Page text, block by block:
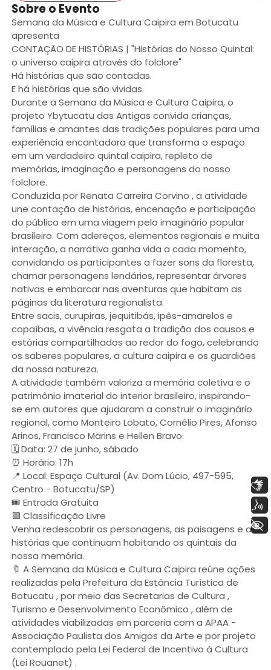
Sobre o Evento
Semana da Música e Cultura Caipira em Botucatu
apresenta
CONTAÇÃO DE HISTÓRIAS | "Histórias do Nosso Quintal:
o universo caipira através do folclore"
Há histórias que são contadas.
E há histórias que são vividas.
Durante a Semana da Música e Cultura Caipira, o
projeto Ybytucatu das Antigas convida crianças,
famílias e amantes das tradições populares para uma
experiência encantadora que transforma o espaço
em um verdadeiro quintal caipira, repleto de
memórias, imaginação e personagens do nosso
folclore.
Conduzida por Renata Carreira Corvino , a atividade
une contação de histórias, encenação e participação
do público em uma viagem pelo imaginário popular
brasileiro. Com adereços, elementos regionais e muita
interação, a narrativa ganha vida a cada momento,
convidando os participantes a fazer sons da floresta,
chamar personagens lendários, representar árvores
nativas e embarcar nas aventuras que habitam as
páginas da literatura regionalista.
Entre sacis, curupiras, jequitibás, ipês-amarelos e
copaíbas, a vivência resgata a tradição dos causos e
estórias compartilhados ao redor do fogo, celebrando
os saberes populares, a cultura caipira e os guardiões
da nossa natureza.
A atividade também valoriza a memória coletiva e o
patrimônio imaterial do interior brasileiro, inspirando-
se em autores que ajudaram a construir o imaginário
regional, como Monteiro Lobato, Cornélio Pires, Afonso
Arinos, Francisco Marins e Hellen Bravo.
🗓️ Data: 27 de junho, sábado
⏰ Horário: 17h
📍 Local: Espaço Cultural (Av. Dom Lúcio, 497-595,
Centro - Botucatu/SP)
🎟️ Entrada Gratuita
🟩 Classificação Livre
Venha redescobrir os personagens, as paisagens e as
histórias que continuam habitando os quintais da
nossa memória.
🔖 A Semana da Música e Cultura Caipira reúne ações
realizadas pela Prefeitura da Estância Turística de
Botucatu , por meio das Secretarias de Cultura ,
Turismo e Desenvolvimento Econômico , além de
atividades viabilizadas em parceria com a APAA -
Associação Paulista dos Amigos da Arte e por projeto
contemplado pela Lei Federal de Incentivo à Cultura
(Lei Rouanet) .
Libras
+ Acessibilidade